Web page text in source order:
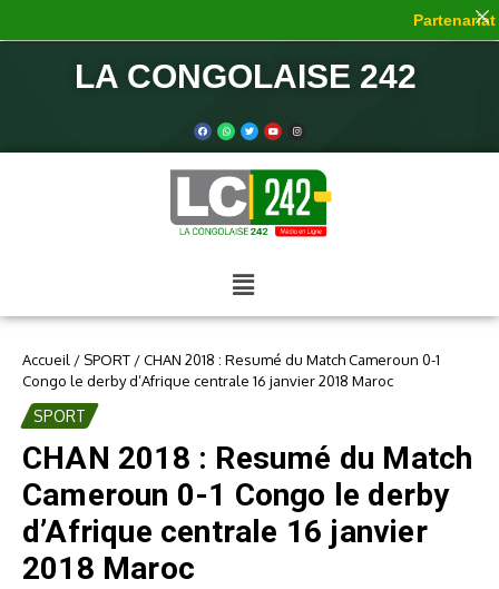
LA CONGOLAISE 242
Accueil / SPORT /CHAN 2018 : Resumé du Match Cameroun 0-1
Congo le derby d’Afrique centrale 16 janvier 2018 Maroc
SPORT
CHAN 2018 : Resumé du Match
Cameroun 0-1 Congo le derby
d’Afrique centrale 16 janvier
2018 Maroc
Partenariat